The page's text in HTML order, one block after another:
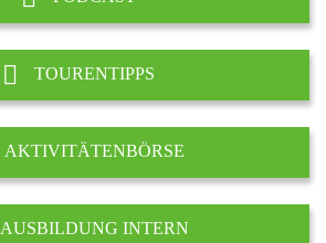
TOURENTIPPS
AKTIVITÄTENBÖRSE
AUSBILDUNG INTERN